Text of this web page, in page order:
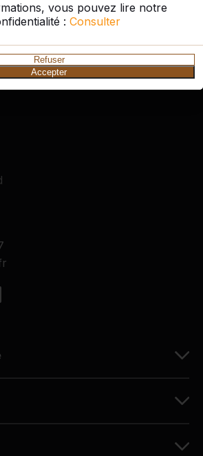
vous pouvez lire notre
: Consulter
Refuser
Accepter